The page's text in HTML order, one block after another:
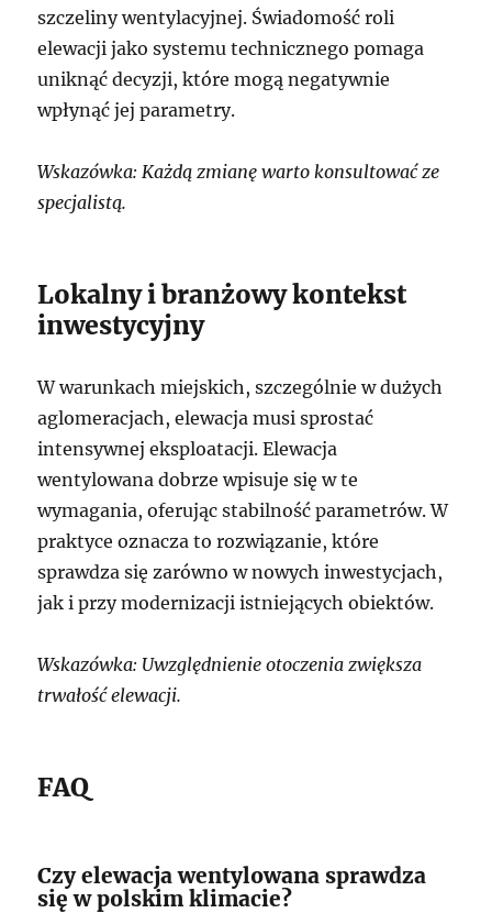
szczeliny wentylacyjnej. Świadomość roli
elewacji jako systemu technicznego pomaga
uniknąć decyzji, które mogą negatywnie
wpłynąć jej parametry.
Wskazówka: Każdą zmianę warto konsultować ze
specjalistą.
Lokalny i branżowy kontekst
inwestycyjny
W warunkach miejskich, szczególnie w dużych
aglomeracjach, elewacja musi sprostać
intensywnej eksploatacji. Elewacja
wentylowana dobrze wpisuje się w te
wymagania, oferując stabilność parametrów. W
praktyce oznacza to rozwiązanie, które
sprawdza się zarówno w nowych inwestycjach,
jak i przy modernizacji istniejących obiektów.
Wskazówka: Uwzględnienie otoczenia zwiększa
trwałość elewacji.
FAQ
Czy elewacja wentylowana sprawdza
się w polskim klimacie?